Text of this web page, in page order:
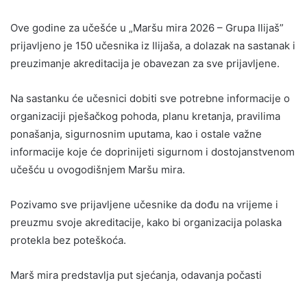
Ove godine za učešće u „Maršu mira 2026 – Grupa Ilijaš”
prijavljeno je 150 učesnika iz Ilijaša, a dolazak na sastanak i
preuzimanje akreditacija je obavezan za sve prijavljene.
Na sastanku će učesnici dobiti sve potrebne informacije o
organizaciji pješačkog pohoda, planu kretanja, pravilima
ponašanja, sigurnosnim uputama, kao i ostale važne
informacije koje će doprinijeti sigurnom i dostojanstvenom
učešću u ovogodišnjem Maršu mira.
Pozivamo sve prijavljene učesnike da dođu na vrijeme i
preuzmu svoje akreditacije, kako bi organizacija polaska
protekla bez poteškoća.
Marš mira predstavlja put sjećanja, odavanja počasti